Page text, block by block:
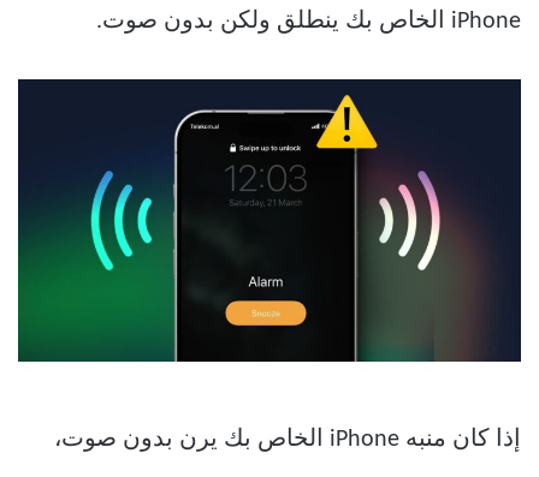
iPhone الخاص بك ينطلق ولكن بدون صوت.
إذا كان منبه iPhone الخاص بك يرن بدون صوت،